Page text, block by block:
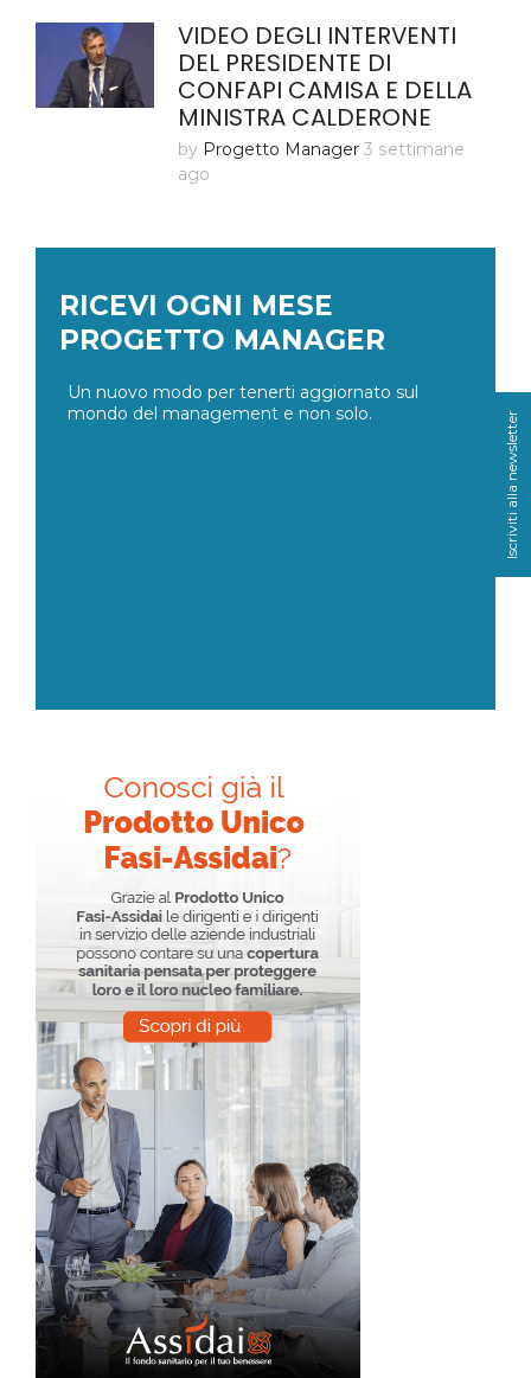
VIDEO DEGLI INTERVENTI
DEL PRESIDENTE DI
CONFAPI CAMISA E DELLA
MINISTRA CALDERONE
by Progetto Manager 3 settimane
ago
RICEVI OGNI MESE
PROGETTO MANAGER
Un nuovo modo per tenerti aggiornato sul
mondo del management e non solo.
Iscriviti alla newsletter